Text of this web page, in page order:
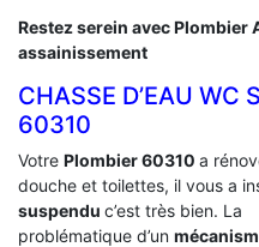
Restez serein avec Plombier
assainissement
CHASSE D’EAU WC
60310
Votre Plombier 60310 a
douche et toilettes, il vous a
suspendu c’est très bien. La
problématique d’un